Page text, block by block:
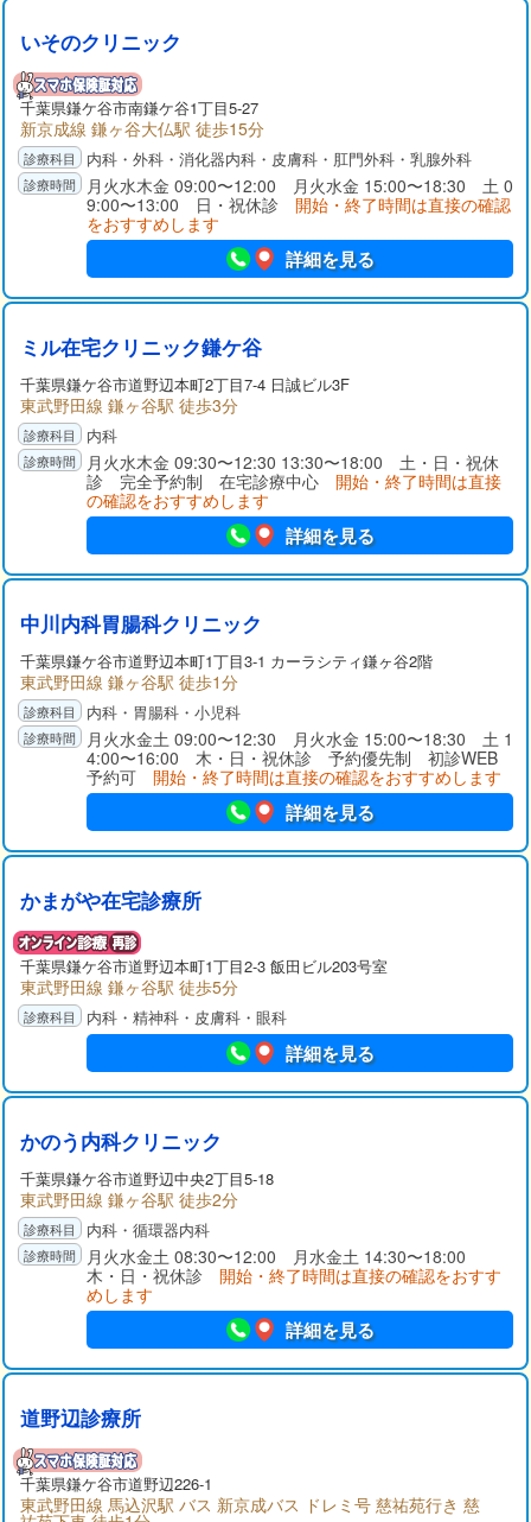
いそのクリニック
千葉県鎌ケ谷市南鎌ケ谷1丁目5-27
新京成線 鎌ヶ谷大仏駅 徒歩15分
内科・外科・消化器内科・皮膚科・肛門外科・乳腺外科
月火水木金 09:00〜12:00 月火水金 15:00〜18:30 土 0
9:00〜13:00 日・祝休診 開始・終了時間は直接の確認
をおすすめします
詳細を見る
ミル在宅クリニック鎌ケ谷
千葉県鎌ケ谷市道野辺本町2丁目7-4 日誠ビル3F
東武野田線 鎌ヶ谷駅 徒歩3分
内科
月火水木金 09:30〜12:30 13:30〜18:00 土・日・祝休
診 完全予約制 在宅診療中心 開始・終了時間は直接
の確認をおすすめします
詳細を見る
中川内科胃腸科クリニック
千葉県鎌ケ谷市道野辺本町1丁目3-1 カーラシティ鎌ヶ谷2階
東武野田線 鎌ヶ谷駅 徒歩1分
内科・胃腸科・小児科
月火水金土 09:00〜12:30 月火水金 15:00〜18:30 土 1
4:00〜16:00 木・日・祝休診 予約優先制 初診WEB
予約可 開始・終了時間は直接の確認をおすすめします
詳細を見る
かまがや在宅診療所
千葉県鎌ケ谷市道野辺本町1丁目2-3 飯田ビル203号室
東武野田線 鎌ヶ谷駅 徒歩5分
内科・精神科・皮膚科・眼科
詳細を見る
かのう内科クリニック
千葉県鎌ケ谷市道野辺中央2丁目5-18
東武野田線 鎌ヶ谷駅 徒歩2分
内科・循環器内科
月火水金土 08:30〜12:00 月水金土 14:30〜18:00
木・日・祝休診 開始・終了時間は直接の確認をおすす
めします
詳細を見る
道野辺診療所
千葉県鎌ケ谷市道野辺226-1
東武野田線 馬込沢駅 バス 新京成バス ドレミ号 慈祐苑行き 慈